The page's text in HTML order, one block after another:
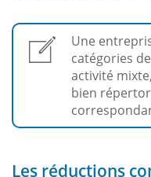
Une
catégories
activité
bien
Les réductions